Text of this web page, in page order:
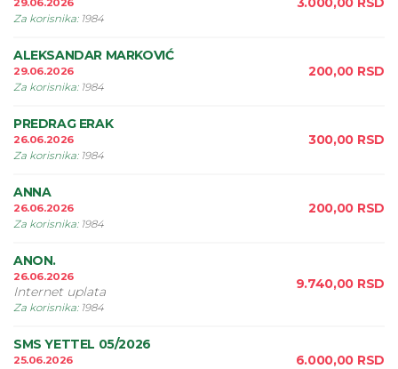
29.06.2026
Za korisnika: 1984
ALEKSANDAR MARKOVIĆ
29.06.2026
Za korisnika: 1984
200,00 RSD
PREDRAG ERAK
26.06.2026
Za korisnika: 1984
300,00 RSD
ANNA
26.06.2026
Za korisnika: 1984
200,00 RSD
ANON.
26.06.2026
Internet uplata
Za korisnika: 1984
9.740,00 RSD
SMS YETTEL 05/2026
25.06.2026
6.000,00 RSD